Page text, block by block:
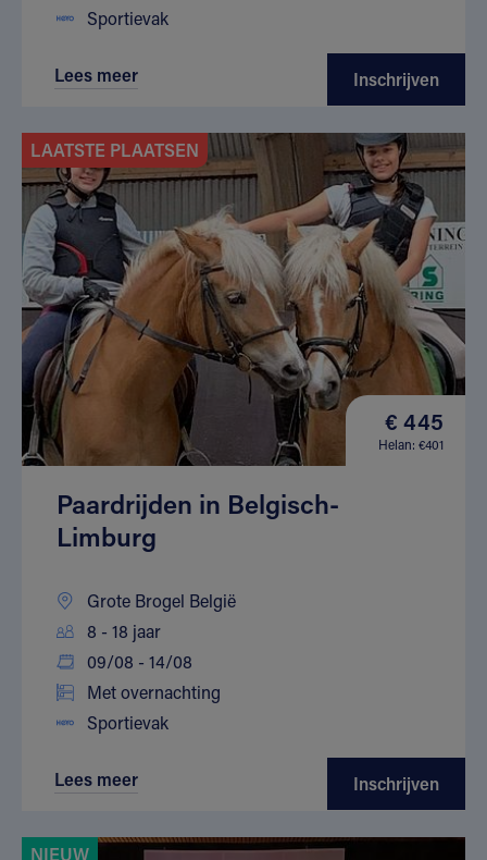
Sportievak
Lees meer Inschrijven
LAATSTE PLAATSEN
€ 445
Helan: €401
Paardrijden in Belgisch-
Limburg
Grote Brogel België
8 - 18 jaar
09/08 - 14/08
Met overnachting
Sportievak
Lees meer Inschrijven
NIEUW